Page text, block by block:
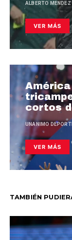
ALBERTO MENDEZ
VER MÁS
cortos
UNANIMO
VER MÁS
TAMBIÉN